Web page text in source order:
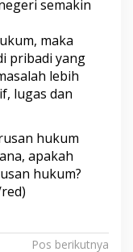
semakin
maka
pribadi yang
lebih
lugas dan
hukum
apakah
hukum?
Pos berikutnya